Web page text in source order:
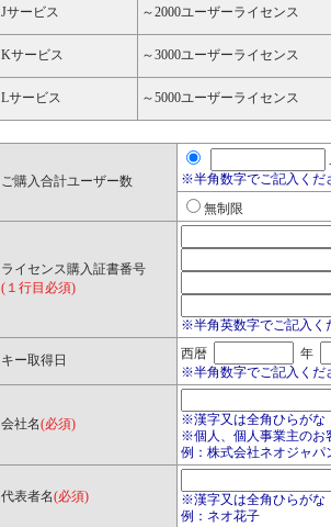
Jサービス ～2000ユーザーライセンス
Kサービス ～3000ユーザーライセンス
Lサービス ～5000ユーザーライセンス
ご購入合計ユーザー数
※半角数字でご記入くだ
無制限
ライセンス購入証書番号
(１行目必須)
※半角英数字でご記入く
キー取得日 西暦
年
※半角数字でご記入くだ
会社名(必須)
※漢字又は全角ひらがな
※個人、個人事業主のお
例：株式会社ネオジャパ
代表者名(必須)
※漢字又は全角ひらがな
例：ネオ花子